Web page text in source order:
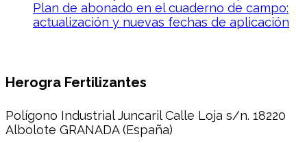
Plan de abonado en el cuaderno de campo:
actualización y nuevas fechas de aplicación
Herogra Fertilizantes
Polígono Industrial Juncaril Calle Loja s/n. 18220
Albolote GRANADA (España)